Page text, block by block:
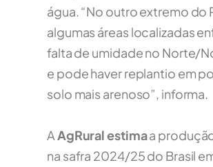
água. “No outro extremo do
algumas áreas localizadas
falta de umidade no Norte/
e pode haver replantio em
solo mais arenoso”, informa.
AAgRural estimaa
na safra 2024/25 do Brasil